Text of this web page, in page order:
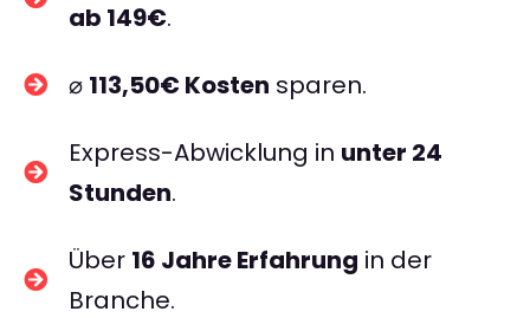
ab 149€.
⌀ 113,50€ Kosten sparen.
Express-Abwicklung in unter 24
Stunden.
Über 16 Jahre Erfahrung in der
Branche.